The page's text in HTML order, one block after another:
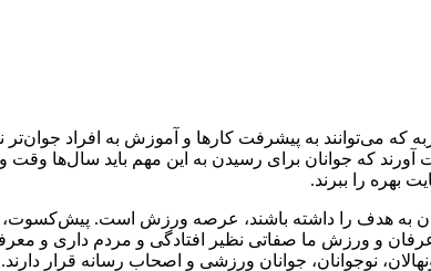
می‌توانند به پیشرفت کارها و آموزش به افراد جوان‌تر
آورند که جوانان برای رسیدن به این مهم باید
بهره را ببرند.
به هدف را داشته باشند، عرصه ورزش است.
و ورزش ما صفاتی نظیر افتادگی و مردم داری و
نوجوانان، جوانان ورزشی و اصحاب رسانه قرار دارند.